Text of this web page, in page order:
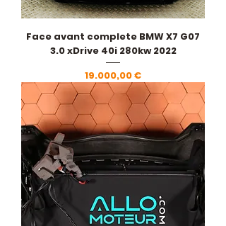
Face avant complete BMW X7 G07
3.0 xDrive 40i 280kw 2022
Pris
19.000,00 €